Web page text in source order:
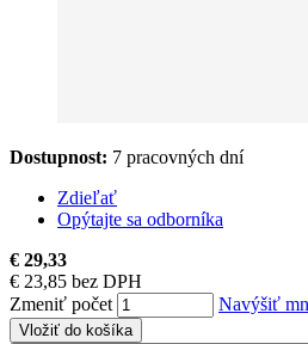
Dostupnost: 7 pracovných dní
Zdieľať
Opýtajte sa odborníka
€ 29,33
€ 23,85 bez DPH
Zmeniť počet
Navýšiť
Vložiť do košíka